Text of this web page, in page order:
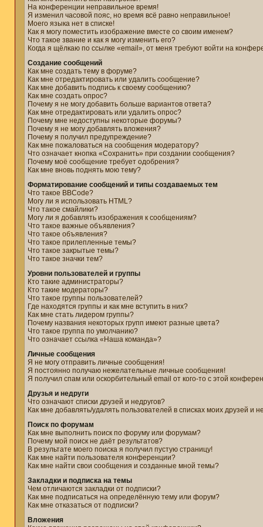
На конференции неправильное время!
Я изменил часовой пояс, но время всё равно неправильное!
Моего языка нет в списке!
Как я могу поместить изображение вместе со своим именем?
Что такое звание и как я могу изменить его?
Когда я щёлкаю по ссылке «email», от меня требуют войти на
Создание сообщений
Как мне создать тему в форуме?
Как мне отредактировать или удалить сообщение?
Как мне добавить подпись к своему сообщению?
Как мне создать опрос?
Почему я не могу добавить больше вариантов ответа?
Как мне отредактировать или удалить опрос?
Почему мне недоступны некоторые форумы?
Почему я не могу добавлять вложения?
Почему я получил предупреждение?
Как мне пожаловаться на сообщения модератору?
Что означает кнопка «Сохранить» при создании сообщения?
Почему моё сообщение требует одобрения?
Как мне вновь поднять мою тему?
Форматирование сообщений и типы создаваемых тем
Что такое BBCode?
Могу ли я использовать HTML?
Что такое смайлики?
Могу ли я добавлять изображения к сообщениям?
Что такое важные объявления?
Что такое объявления?
Что такое прилепленные темы?
Что такое закрытые темы?
Что такое значки тем?
Уровни пользователей и группы
Кто такие администраторы?
Кто такие модераторы?
Что такое группы пользователей?
Где находятся группы и как мне вступить в них?
Как мне стать лидером группы?
Почему названия некоторых групп имеют разные цвета?
Что такое группа по умолчанию?
Что означает ссылка «Наша команда»?
Личные сообщения
Я не могу отправить личные сообщения!
Я постоянно получаю нежелательные личные сообщения!
Я получил спам или оскорбительный email от кого-то с этой
Друзья и недруги
Что означают списки друзей и недругов?
Как мне добавлять/удалять пользователей в списках моих друзей и
Поиск по форумам
Как мне выполнить поиск по форуму или форумам?
Почему мой поиск не даёт результатов?
В результате моего поиска я получил пустую страницу!
Как мне найти пользователя конференции?
Как мне найти свои сообщения и созданные мной темы?
Закладки и подписка на темы
Чем отличаются закладки от подписки?
Как мне подписаться на определённую тему или форум?
Как мне отказаться от подписки?
Вложения